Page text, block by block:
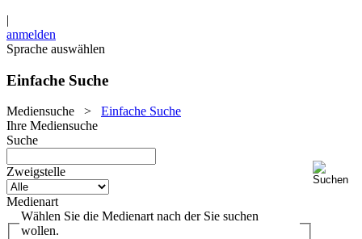
|
anmelden
Sprache auswählen
Einfache Suche
Mediensuche > Einfache Suche
Ihre Mediensuche
Suche
Zweigstelle
Medienart
Wählen Sie die Medienart nach der Sie suchen
wollen.